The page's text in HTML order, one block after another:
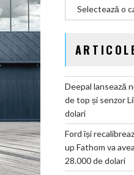
Deepal lansează
de top și senzor
dolari
Ford își
up Fathom va
28.000 de dolari